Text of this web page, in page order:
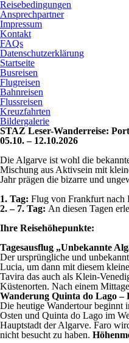
Reisebedingungen
Ansprechpartner
Impressum
Kontakt
FAQs
Datenschutzerklärung
Startseite
Busreisen
Flugreisen
Bahnreisen
Flussreisen
Kreuzfahrten
Bildergalerie
STAZ Leser-Wanderreise:
05.10. – 12.10.2026
Die Algarve ist wohl die
Mischung aus Aktivsein mit
Jahr prägen die bizarre und
1. Tag: Flug von Frankfurt nach
2. – 7. Tag: An diesen Tagen
Ihre Reisehöhepunkte:
Tagesausflug „Unbekannte
Der ursprüngliche und
Lucia, um dann mit diesem
Tavira das auch als Klein-
Küstenorten. Nach einem
Wanderung Quinta do Lago –
Die heutige Wandertour beginnt
Osten und Quinta do Lago im
Hauptstadt der Algarve. Faro
nicht besucht zu haben.